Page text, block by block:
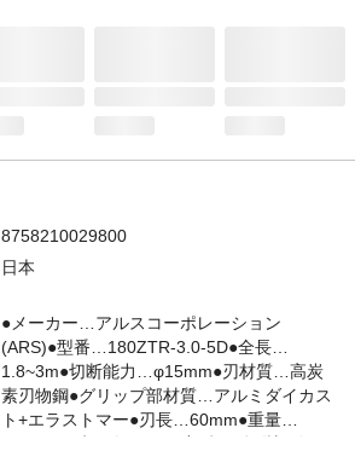
8758210029800
日本
●メーカー…アルスコーポレーション
(ARS)●型番…180ZTR-3.0-5D●全長…
1.8~3m●切断能力…φ15mm●刃材質…高炭
素刃物鋼●グリップ部材質…アルミダイカス
ト+エラストマー●刃長…60mm●重量…